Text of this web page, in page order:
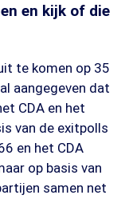
en kijk of die
te komen op 35
aangegeven dat
CDA en het
van de exitpolls
en het CDA
op basis van
samen net